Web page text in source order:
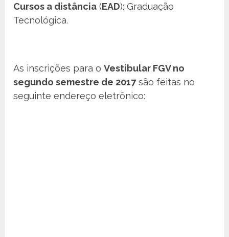
Cursos a distância (EAD): Graduação
Tecnológica.
As inscrições para oVestibular FGV no
segundo semestre de 2017são feitas no
seguinte endereço eletrônico: